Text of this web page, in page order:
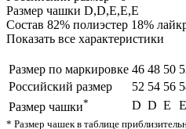
Размер чашки D,D,E,E,E
Состав 82% полиэстер 18%
Показать все характеристики
Размер по маркировке 46 48 50
Российский размер
52 54 56
Размер чашки* D D E E
* Размер чашек в таблице